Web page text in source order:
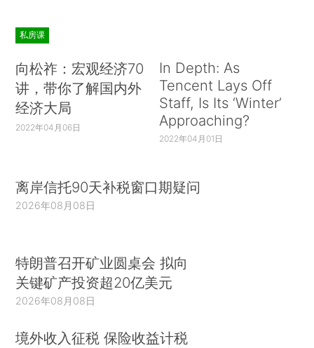
私房课
向松祚：宏观经济70
讲，带你了解国内外
经济大局
2022年04月06日
In Depth: As
Tencent Lays Off
Staff, Is Its ‘Winter’
Approaching?
2022年04月01日
离岸信托90天补税窗口期疑问
2026年08月08日
特朗普召开矿业圆桌会 拟向
关键矿产投资超20亿美元
2026年08月08日
境外收入征税 保险收益计税